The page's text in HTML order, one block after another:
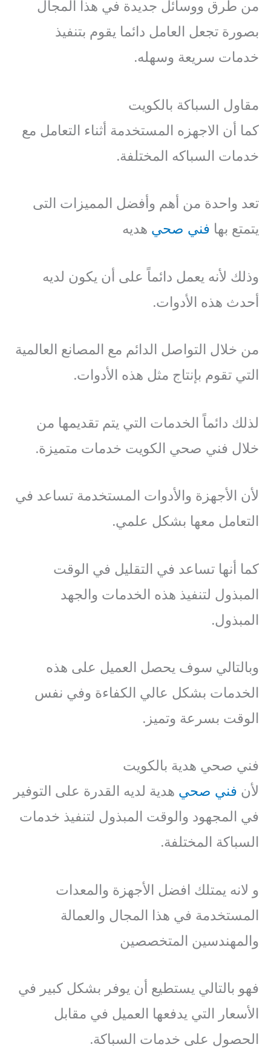
من طرق ووسائل جديدة في هذا المجال
بصورة تجعل العامل دائما يقوم بتنفيذ
خدمات سريعة وسهله.
مقاول السباكة بالكويت
كما أن الاجهزه المستخدمة أثناء التعامل مع
خدمات السباكه المختلفة.
تعد واحدة من أهم وأفضل المميزات التى
يتمتع بها فني صحي هديه
وذلك لأنه يعمل دائماً على أن يكون لديه
أحدث هذه الأدوات.
من خلال التواصل الدائم مع المصانع العالمية
التي تقوم بإنتاج مثل هذه الأدوات.
لذلك دائماً الخدمات التي يتم تقديمها من
خلال فني صحي الكويت خدمات متميزة.
لأن الأجهزة والأدوات المستخدمة تساعد في
التعامل معها بشكل علمي.
كما أنها تساعد في التقليل في الوقت
المبذول لتنفيذ هذه الخدمات والجهد
المبذول.
وبالتالي سوف يحصل العميل على هذه
الخدمات بشكل عالي الكفاءة وفي نفس
الوقت بسرعة وتميز.
فني صحي هدية بالكويت
لأن فني صحي هدية لديه القدرة على التوفير
في المجهود والوقت المبذول لتنفيذ خدمات
السباكة المختلفة.
و لانه يمتلك افضل الأجهزة والمعدات
المستخدمة في هذا المجال والعمالة
والمهندسين المتخصصين
فهو بالتالي يستطيع أن يوفر بشكل كبير في
الأسعار التي يدفعها العميل في مقابل
الحصول على خدمات السباكة.